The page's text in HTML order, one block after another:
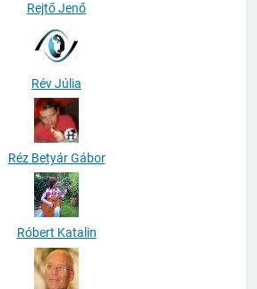
Rejtő Jenő
Rév Júlia
Réz Betyár Gábor
Róbert Katalin